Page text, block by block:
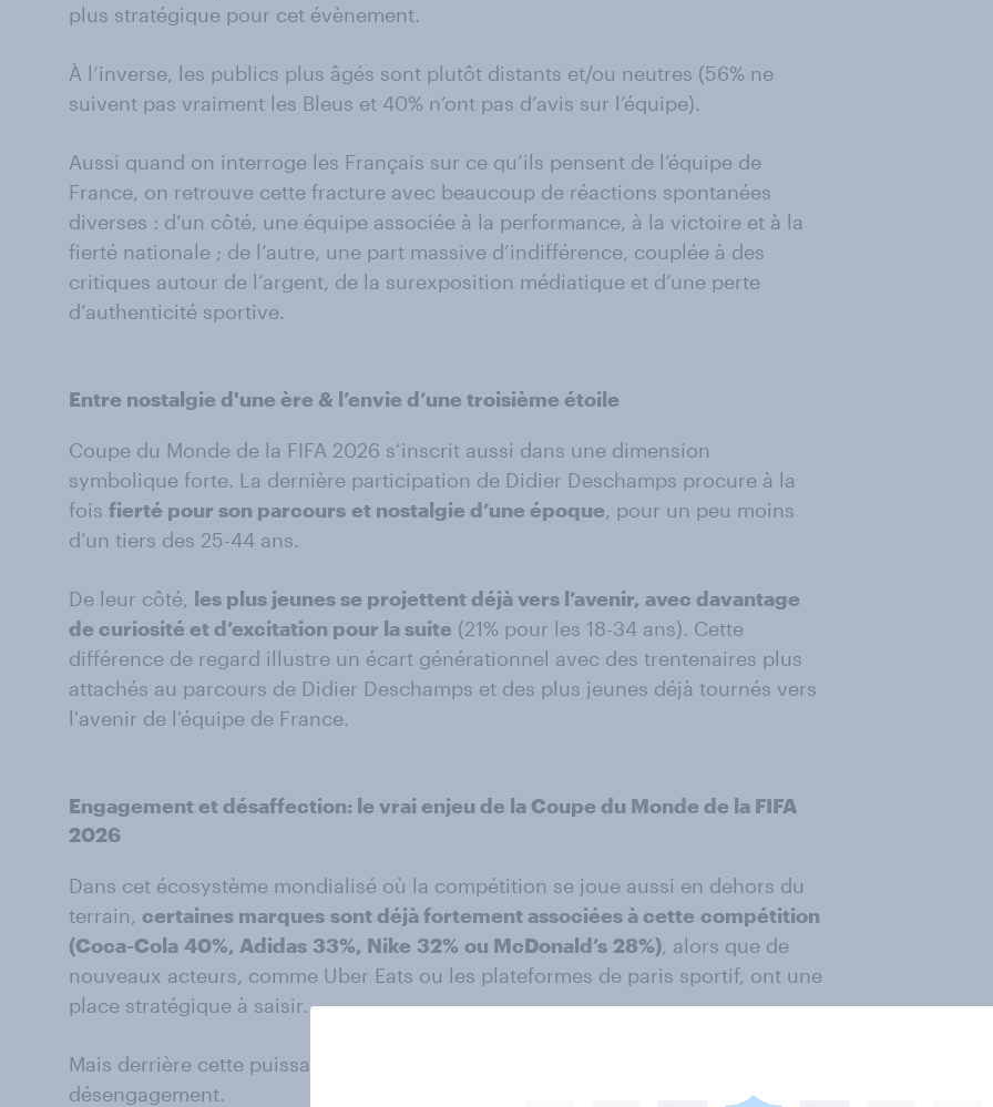
plus stratégique pour cet évènement.
À l’inverse, les publics plus âgés sont plutôt distants et/ou neutres (56% ne
suivent pas vraiment les Bleus et 40% n’ont pas d’avis sur l’équipe).
Aussi quand on interroge les Français sur ce qu’ils pensent de l’équipe de
France, on retrouve cette fracture avec beaucoup de réactions spontanées
diverses : d’un côté, une équipe associée à la performance, à la victoire et à la
fierté nationale ; de l’autre, une part massive d’indifférence, couplée à des
critiques autour de l’argent, de la surexposition médiatique et d’une perte
d’authenticité sportive.
Entre nostalgie d'une ère & l’envie d’une troisième étoile
Coupe du Monde de la FIFA 2026 s’inscrit aussi dans une dimension
symbolique forte. La dernière participation de Didier Deschamps procure à la
fois fierté pour son parcours et nostalgie d’une époque, pour un peu moins
d’un tiers des 25-44 ans.
De leur côté, les plus jeunes se projettent déjà vers l’avenir, avec davantage
de curiosité et d’excitation pour la suite (21% pour les 18-34 ans). Cette
différence de regard illustre un écart générationnel avec des trentenaires plus
attachés au parcours de Didier Deschamps et des plus jeunes déjà tournés vers
l'avenir de l'équipe de France.
Engagement etdésaffection: le vrai enjeu de la Coupe du Monde de la FIFA
2026
Dans cet écosystème mondialisé où la compétition se joue aussi en dehors du
terrain, certaines marques sont déjà fortement associées à cette compétition
(Coca-Cola 40%, Adidas 33%, Nike 32% ou McDonald’s 28%), alors que de
nouveaux acteurs, comme Uber Eats ou les plateformes de paris sportif, ont une
place stratégique à saisir.
Mais derrière cette puissance commerciale, un risque majeur émerge : celui du
désengagement.